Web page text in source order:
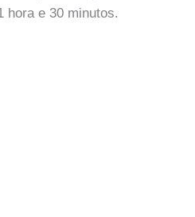
hora e 30 minutos.